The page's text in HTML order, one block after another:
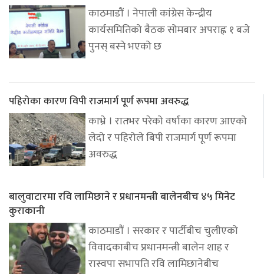
काठमाडौं । नेपाली कांग्रेस केन्द्रीय
कार्यसमितिको बैठक सोमबार अपराह्न १ बजे
पुनस् बस्ने भएको छ
पहिरोका कारण विपी राजमार्ग पूर्ण रूपमा अवरुद्ध
काभ्रे । रातभर परेको वर्षाका कारण आएको
लेदो र पहिरोले बिपी राजमार्ग पूर्ण रूपमा
अवरुद्ध
बालुवाटारमा रवि लामिछाने र प्रधानमन्त्री बालेनबीच ४५ मिनेट
कुराकानी
काठमाडौं । सरकार र पार्टीबीच चुलीएको
विवादकाबीच प्रधानमन्त्री बालेन शाह र
रास्वपा सभापति रवि लामिछानेबीच